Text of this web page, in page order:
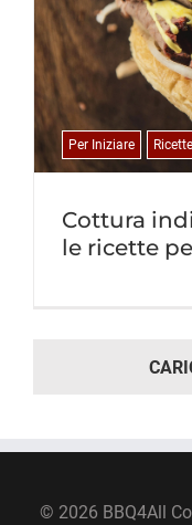
Cottura
le ricette
Per Iniziare Ricette
© 2026 BBQ4All